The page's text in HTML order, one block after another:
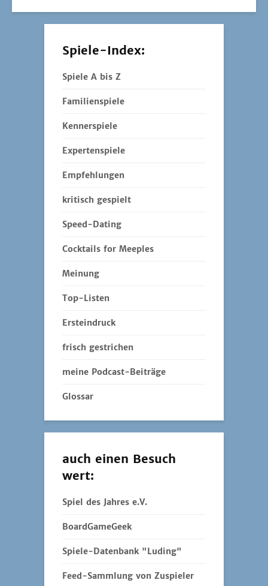
Spiele-Index:
Spiele A bis Z
Familienspiele
Kennerspiele
Expertenspiele
Empfehlungen
kritisch gespielt
Speed-Dating
Cocktails for Meeples
Meinung
Top-Listen
Ersteindruck
frisch gestrichen
meine Podcast-Beiträge
Glossar
auch einen Besuch
wert:
Spiel des Jahres e.V.
BoardGameGeek
Spiele-Datenbank "Luding"
Feed-Sammlung von Zuspieler